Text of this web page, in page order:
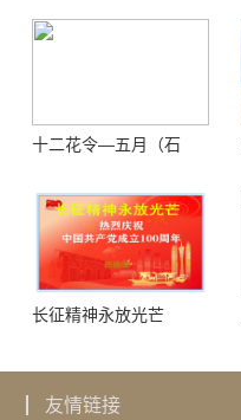
十二花令—五月（石
长征精神永放光芒
友情链接